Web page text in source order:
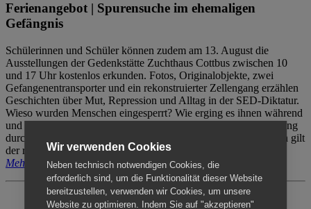
Ferienangebot | Spurensuche im ehemaligen
Gefängnis
Schülerinnen und Schüler können zudem am 13. August die
Ausstellungen der Gedenkstätte Zuchthaus Cottbus zwischen 10
und 17 Uhr kostenlos erkunden. Fotos, Originalobjekte, zwei
Gefangenentransporter und ein rekonstruierter Zellengang erzählen
Geschichten über Mut, Repression und Alltag in der SED-Diktatur.
Wieso wurden Menschen eingesperrt? Wie erging es ihnen während
und nach der Haft? Der Besuch erfolgt individuell ohne Betreuung
durch das Menschenrechtszentrum Cottbus. Für Begleitpersonen gilt
der reguläre Eintritt (8€ / ermäßigt 5€).
Mehr erfahren
Wir verwenden Cookies
Neben technisch notwendigen Cookies, die
erforderlich sind, um die Funktionalität dieser Website
bereitzustellen, verwenden wir Cookies, um unsere
Website zu optimieren. Indem Sie auf "akzeptieren"